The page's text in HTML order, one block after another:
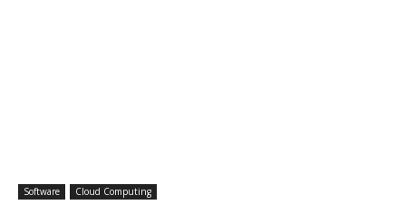
Software Cloud Computing